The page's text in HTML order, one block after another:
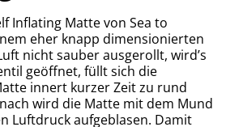
Inflating Matte von Sea to
eher knapp dimensionierten
nicht sauber ausgerollt, wird’s
geöffnet, füllt sich die
innert kurzer Zeit zu rund
wird die Matte mit dem Mund
Luftdruck aufgeblasen. Damit